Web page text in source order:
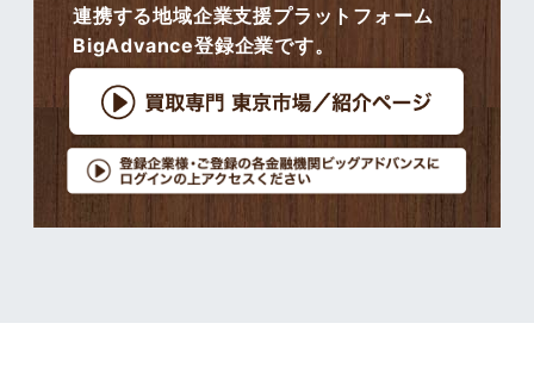
連携する地域企業支援プラットフォーム
BigAdvance登録企業です。